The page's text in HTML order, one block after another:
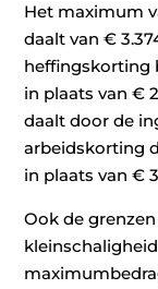
Het maximum
daalt van €
heffingskorting
in plaats van €
daalt door de
arbeidskorting
in plaats van €
Ook de